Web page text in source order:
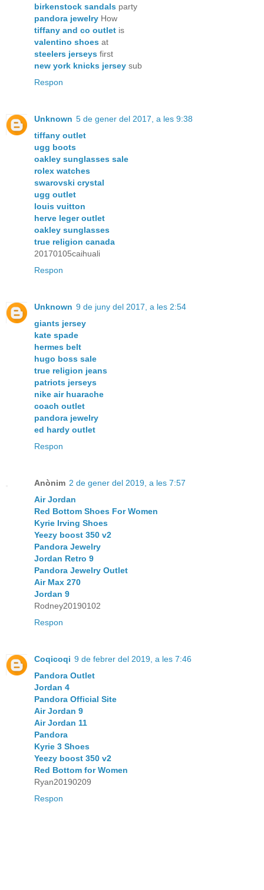
birkenstock sandals party
pandora jewelry How
tiffany and co outlet is
valentino shoes at
steelers jerseys first
new york knicks jersey sub
Respon
Unknown 5 de gener del 2017, a les 9:38
tiffany outlet
ugg boots
oakley sunglasses sale
rolex watches
swarovski crystal
ugg outlet
louis vuitton
herve leger outlet
oakley sunglasses
true religion canada
20170105caihuali
Respon
Unknown 9 de juny del 2017, a les 2:54
giants jersey
kate spade
hermes belt
hugo boss sale
true religion jeans
patriots jerseys
nike air huarache
coach outlet
pandora jewelry
ed hardy outlet
Respon
Anònim 2 de gener del 2019, a les 7:57
Air Jordan
Red Bottom Shoes For Women
Kyrie Irving Shoes
Yeezy boost 350 v2
Pandora Jewelry
Jordan Retro 9
Pandora Jewelry Outlet
Air Max 270
Jordan 9
Rodney20190102
Respon
Coqicoqi 9 de febrer del 2019, a les 7:46
Pandora Outlet
Jordan 4
Pandora Official Site
Air Jordan 9
Air Jordan 11
Pandora
Kyrie 3 Shoes
Yeezy boost 350 v2
Red Bottom for Women
Ryan20190209
Respon